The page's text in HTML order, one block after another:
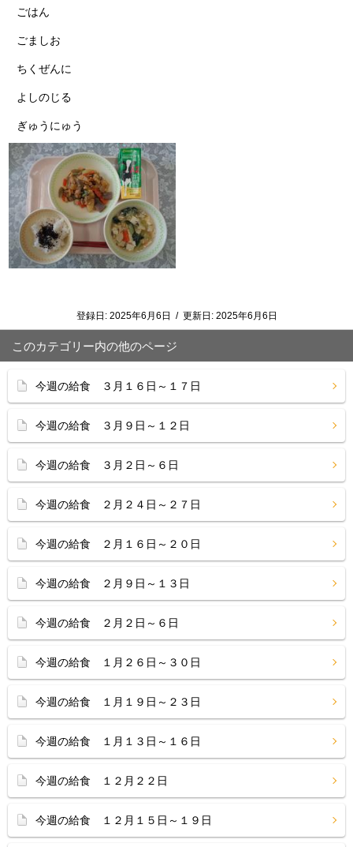
ごはん
ごましお
ちくぜんに
よしのじる
ぎゅうにゅう
登録日: 2025年6月6日 / 更新日: 2025年6月6日
このカテゴリー内の他のページ
今週の給食 ３月１６日～１７日
今週の給食 ３月９日～１２日
今週の給食 ３月２日～６日
今週の給食 ２月２４日～２７日
今週の給食 ２月１６日～２０日
今週の給食 ２月９日～１３日
今週の給食 ２月２日～６日
今週の給食 １月２６日～３０日
今週の給食 １月１９日～２３日
今週の給食 １月１３日～１６日
今週の給食 １２月２２日
今週の給食 １２月１５日～１９日